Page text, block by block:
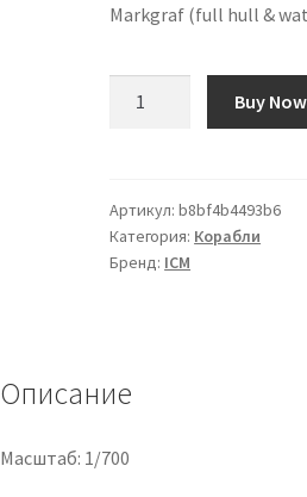
Markgraf (full hull &
корпус
и
ватерлиния),
мировой
Buy Now
Артикул:b8bf4b4493b6
Категория: Корабли
Бренд: ICM
Описание
Масштаб: 1/700